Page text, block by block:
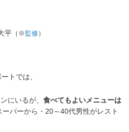
平 （※ 監修）
トでは、
にいるが、 食べてもよいメニューは
ーパーから・20～40代男性がレスト